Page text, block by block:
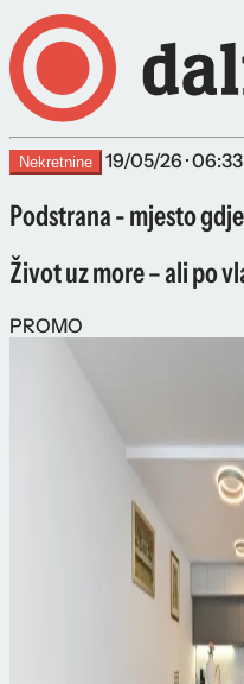
Nekretnine 19/05/26 · 06:33
Podstrana - mjesto
Život uz more – ali po
PROMO